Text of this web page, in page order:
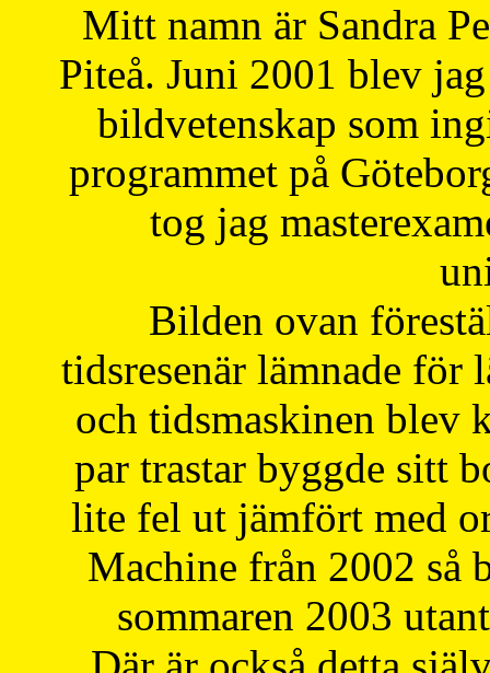
Mitt namn är Sandra
Piteå. Juni 2001 blev
bildvetenskap som
programmet på
tog jag
Bilden ovan
tidsresenär lämnade för
och tidsmaskinen blev
par trastar byggde sitt
lite fel ut jämfört med
Machine från 2002 så
sommaren 2003